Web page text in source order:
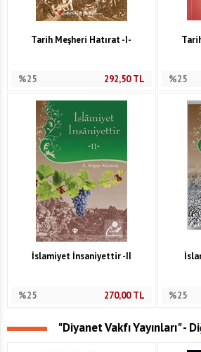
Tarih Meşheri Hatırat -I-
%25 292,50TL %25
İslamiyet İnsaniyettir -II
%25 270,00TL %25
"Diyanet Vakfı Yayınları" -